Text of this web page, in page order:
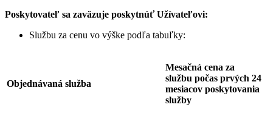
Poskytovateľ sa zaväzuje poskytnúť Užívateľovi:
Službu za cenu vo výške podľa tabuľky:
Objednávaná služba
Mesačná cena za
službu počas prvých 24
mesiacov poskytovania
služby